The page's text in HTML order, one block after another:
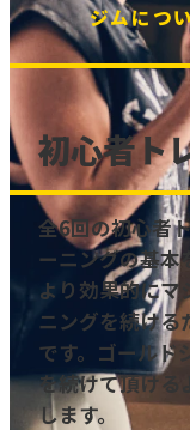
ジムにつ
初心者ト
全6回の初心者
ーニングの基本
より効果的にマ
ニングを続ける
です。ゴールド
を続けて頂ける
します。